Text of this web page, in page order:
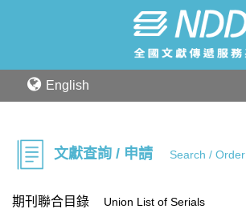
English
文獻查詢 / 申請 Search / Order
期刊聯合目錄 Union List of Serials